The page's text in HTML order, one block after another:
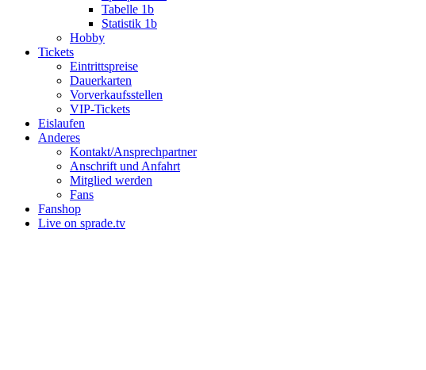
Tabelle 1b
Statistik 1b
Hobby
Tickets
Eintrittspreise
Dauerkarten
Vorverkaufsstellen
VIP-Tickets
Eislaufen
Anderes
Kontakt/Ansprechpartner
Anschrift und Anfahrt
Mitglied werden
Fans
Fanshop
Live on sprade.tv